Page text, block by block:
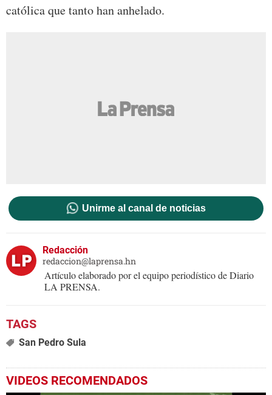
católica que tanto han anhelado.
Unirme al canal de noticias
Redacción
redaccion@laprensa.hn
Artículo elaborado por el equipo periodístico de Diario
LA PRENSA.
San Pedro Sula
VIDEOS RECOMENDADOS